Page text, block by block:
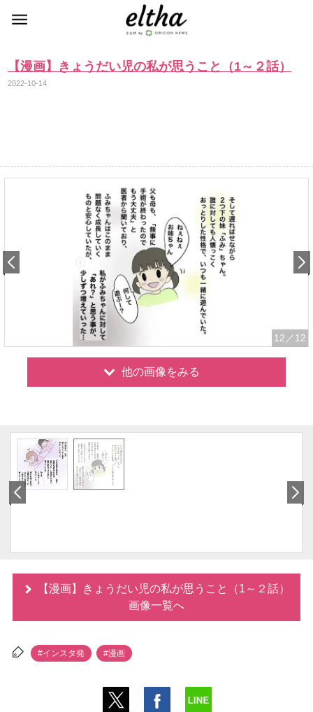
【漫画】きょうだい児の私が思うこと（1～２話）
2022-10-14
12 ／12
他の画像をみる
【漫画】きょうだい児の私が思うこと（1～２話）
画像一覧へ
#インスタ発 #漫画